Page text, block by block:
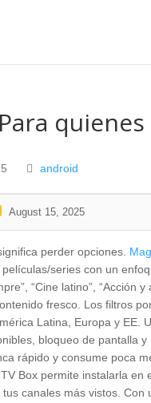
android
August 15, 2025
perder opciones.
series con un
“Cine latino”, “Acción
fresco. Los filtros
Latina, Europa y EE.
bloqueo de pantalla
rápido y consume poca
Box permite instalarla
canales más vistos.